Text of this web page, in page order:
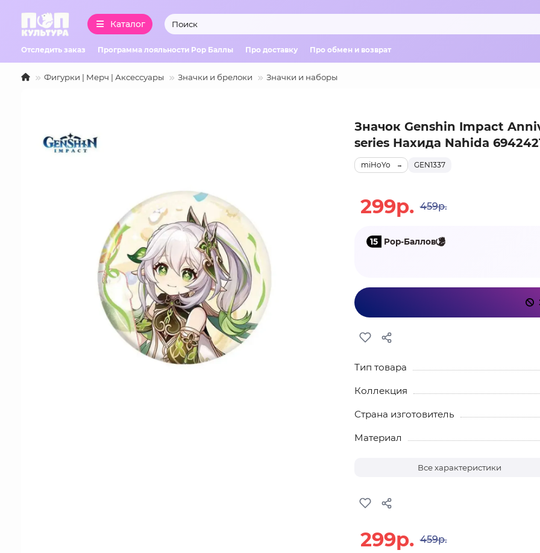
Каталог
Отследить заказ Программа лояльности Pop Баллы Про доставку Про обмен и возврат
Фигурки | Мерч | Аксессуары Значки и брелоки Значки и наборы
Значок Genshin Impact
series Нахида Nahida
GEN1337
miHoYo
299р. 459р.
15 Pop-Баллов
Тип товара
Коллекция
Страна изготовитель
Материал
Все характеристики
299р. 459р.